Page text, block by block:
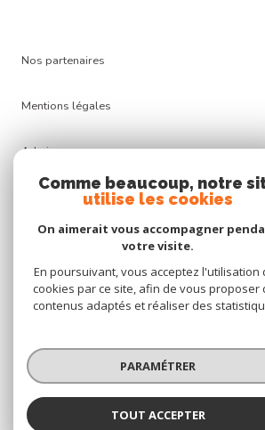
nos partenaires
mentions légales
admin
nos honoraires
cookies
© 2026 | Tous droits réservés
Réalisé par
Comme beaucoup, notre
utilise les cookies
On aimerait vous accompagner
votre visite.
En poursuivant, vous acceptez l'utilisation
cookies par ce site, afin de vous proposer
contenus adaptés et réaliser des
PARAMÉTRER
TOUT ACCEPTER